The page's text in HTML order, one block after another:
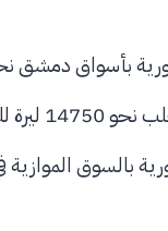
ليرة للشراء، و14800 ليرة
ليرة للبيع.